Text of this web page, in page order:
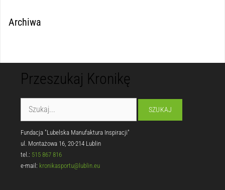
Archiwa
Przeszukaj Kronikę
Fundacja "Lubelska Manufaktura Inspiracji"
ul. Montażowa 16, 20-214 Lublin
tel.: 515 867 816
e-mail: kronikasportu@lublin.eu